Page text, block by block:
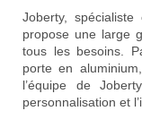
Joberty,
propose une large
tous les besoins.
porte en
l’équipe de
personnalisation et